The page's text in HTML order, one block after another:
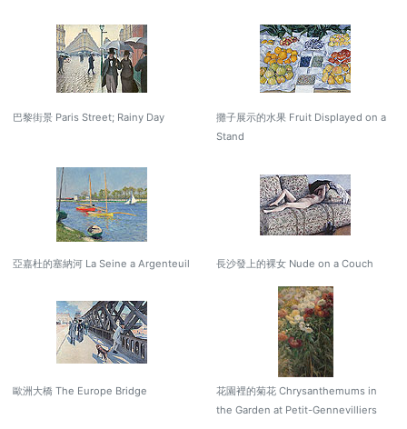
巴黎街景 Paris Street; Rainy Day
攤子展示的水果 Fruit Displayed on a
Stand
亞嘉杜的塞納河 La Seine a Argenteuil 長沙發上的裸女 Nude on a Couch
歐洲大橋 The Europe Bridge
花園裡的菊花 Chrysanthemums in
the Garden at Petit-Gennevilliers